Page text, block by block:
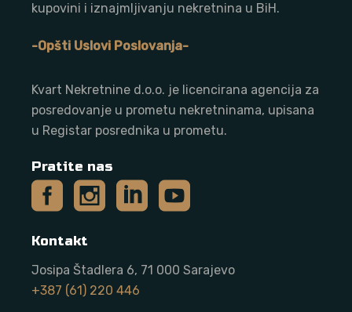
kupovini i iznajmljivanju nekretnina u BiH.
-Opšti Uslovi Poslovanja-
Kvart Nekretnine d.o.o. je licencirana agencija za
posredovanje u prometu nekretninama, upisana
u Registar posrednika u prometu.
Pratite nas
Kontakt
Josipa Štadlera 6, 71 000 Sarajevo
+387 (61) 220 446